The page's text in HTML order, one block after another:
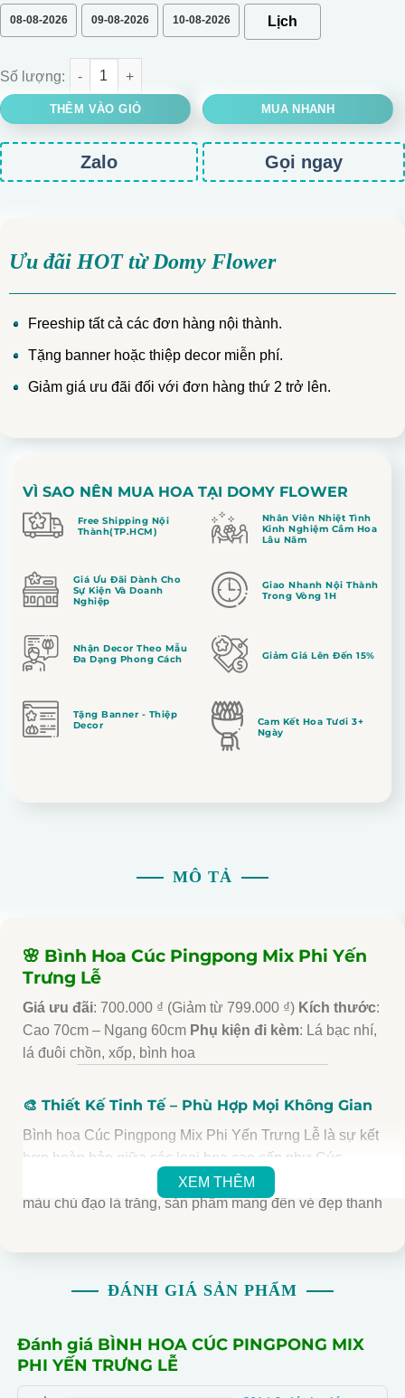
08-08-2026 09-08-2026 10-08-2026
BÌNH HOA CÚC PINGPONG MIX PHI YẾN TRƯNG LỄ số lượng
THÊM VÀO GIỎ MUA NHANH
Zalo Gọi ngay
Ưu đãi HOT từ Domy Flower
Freeship tất cả các đơn hàng nội thành.
Tặng banner hoặc thiệp decor miễn phí.
Giảm giá ưu đãi đối với đơn hàng thứ 2 trở lên.
VÌ SAO NÊN MUA HOA TẠI DOMY FLOWER
Free Shipping Nội
Thành(TP.HCM)
Nhân Viên Nhiệt Tình
Kinh Nghiệm Cắm Hoa
Lâu Năm
Giá Ưu Đãi Dành Cho
Sự Kiện Và Doanh
Nghiệp
Giao Nhanh Nội Thành
Trong Vòng 1H
Nhận Decor Theo Mẫu
Đa Dạng Phong Cách
Giảm Giá Lên Đến 15%
Tặng Banner - Thiệp
Decor
Cam Kết Hoa Tươi 3+
Ngày
MÔ TẢ
🌸 Bình Hoa Cúc Pingpong Mix Phi Yến
Trưng Lễ
Giá ưu đãi: 700.000 ₫ (Giảm từ 799.000 ₫) Kích thước:
Cao 70cm – Ngang 60cm Phụ kiện đi kèm: Lá bạc nhí,
lá đuôi chồn, xốp, bình hoa
🎨 Thiết Kế Tinh Tế – Phù Hợp Mọi Không Gian
Bình hoa Cúc Pingpong Mix Phi Yến Trưng Lễ là sự kết
hợp hoàn hảo giữa các loại hoa cao cấp như Cúc
Pingpong, Phi Yến, Cát Tường và Whisky. Với tone
màu chủ đạo là trắng, sản phẩm mang đến vẻ đẹp thanh
phòng khách, bàn làm việc, quầy lễ tân, hay làm quà
sinh nhật, hoặc lễ tết.
💐 Chất Liệu Cao Cấp – Độ Bền Lâu Dài
Hoa lụa cao cấp : Được làm từ chất liệu lụa mềm
XEM THÊM
ĐÁNH GIÁ SẢN PHẨM
Đánh giá BÌNH HOA CÚC PINGPONG MIX
PHI YẾN TRƯNG LỄ